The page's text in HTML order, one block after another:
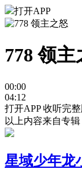
打开APP
778 领主
00:00
04:12
打开APP 收听完整
以上内容来自专辑
星域少年龙